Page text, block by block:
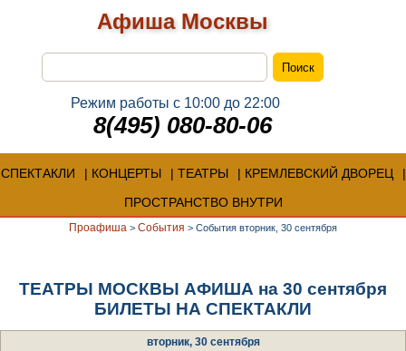
Афиша Москвы
Режим работы с 10:00 до 22:00
8(495) 080-80-06
СПЕКТАКЛИ КОНЦЕРТЫ ТЕАТРЫ
КРЕМЛЕВСКИЙ ДВОРЕЦ
ПРОСТРАНСТВО ВНУТРИ
Проафиша > События > События вторник, 30 сентября
ТЕАТРЫ МОСКВЫ АФИША на 30 сентября
БИЛЕТЫ НА СПЕКТАКЛИ
вторник, 30 сентября